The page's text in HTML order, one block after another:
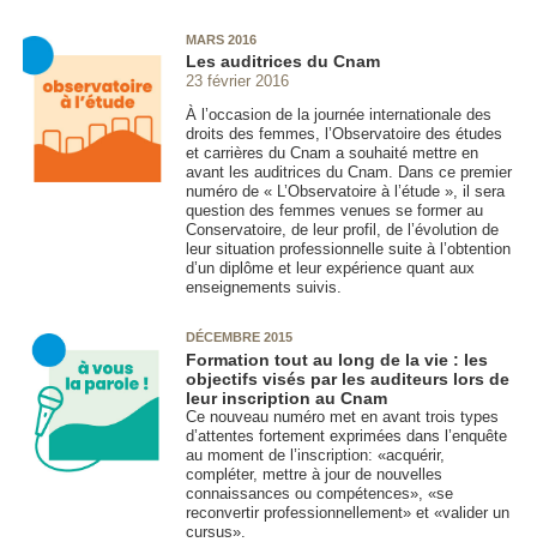
MARS 2016
Les auditrices du Cnam
23 février 2016
À l’occasion de la journée internationale des
droits des femmes, l’Observatoire des études
et carrières du Cnam a souhaité mettre en
avant les auditrices du Cnam. Dans ce premier
numéro de « L’Observatoire à l’étude », il sera
question des femmes venues se former au
Conservatoire, de leur profil, de l’évolution de
leur situation professionnelle suite à l’obtention
d’un diplôme et leur expérience quant aux
enseignements suivis.
DÉCEMBRE 2015
Formation tout au long de la vie : les
objectifs visés par les auditeurs lors de
leur inscription au Cnam
Ce nouveau numéro met en avant trois types
d’attentes fortement exprimées dans l’enquête
au moment de l’inscription: «acquérir,
compléter, mettre à jour de nouvelles
connaissances ou compétences», «se
reconvertir professionnellement» et «valider un
cursus».